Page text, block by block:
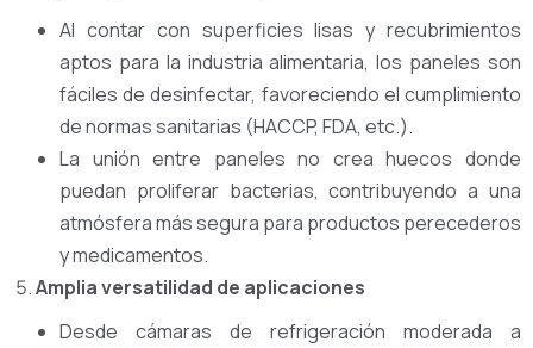
Al contar con superficies lisas y recubrimientos
aptos para la industria alimentaria, los paneles son
fáciles de desinfectar, favoreciendo el cumplimiento
de normas sanitarias (HACCP, FDA, etc.).
La unión entre paneles no crea huecos donde
puedan proliferar bacterias, contribuyendo a una
atmósfera más segura para productos perecederos
y medicamentos.
Amplia versatilidad de aplicaciones
Desde cámaras de refrigeración moderada a